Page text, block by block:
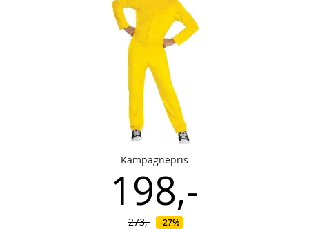
Kampagnepris
198,-
273,-
27%